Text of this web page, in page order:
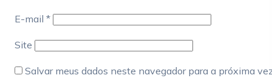
E-mail *
Site
Salvar meus dados neste navegador para a próxima